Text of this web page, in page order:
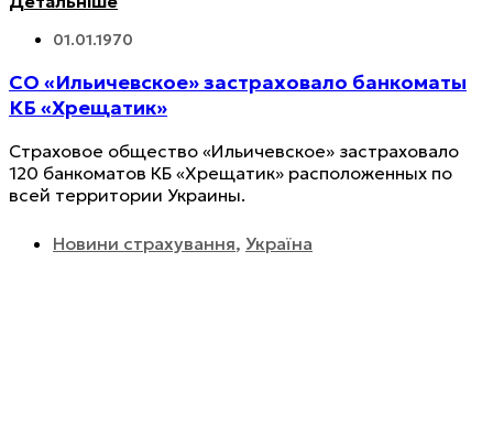
01.01.1970
СО «Ильичевское» застраховало банкоматы
КБ «Хрещатик»
Страховое общество «Ильичевское» застраховало
120 банкоматов КБ «Хрещатик» расположенных по
всей территории Украины.
Новини страхування, Україна